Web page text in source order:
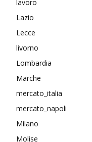
lavoro
Lazio
Lecce
livorno
Lombardia
Marche
mercato_italia
mercato_napoli
Milano
Molise